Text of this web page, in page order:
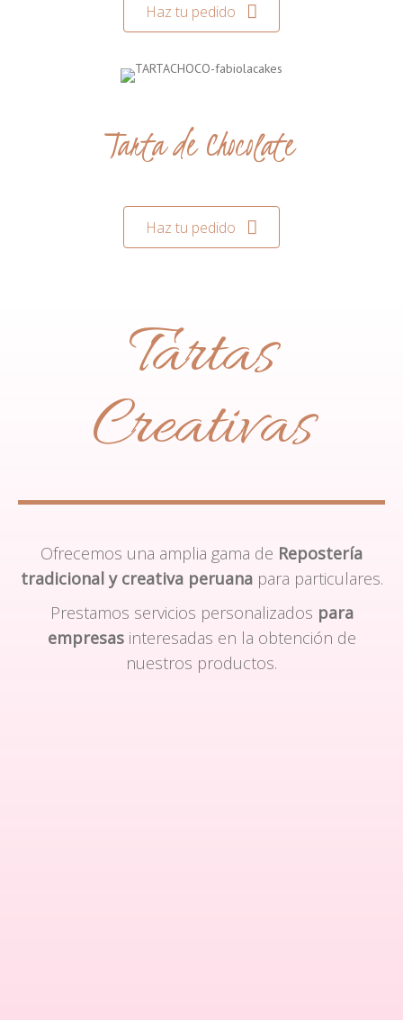
Haz tu pedido
Tarta de Chocolate
Haz tu pedido
Tartas
Creativas
Ofrecemos una amplia gama de Repostería
tradicional y creativa peruanapara particulares.
Prestamos servicios personalizados para
empresasinteresadas en la obtención de
nuestros productos.